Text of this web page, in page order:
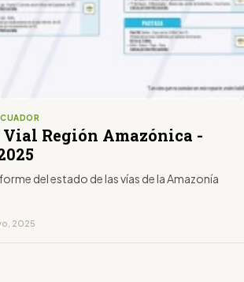
Región Amazónica -
del estado de las vías de la Amazonía
2025